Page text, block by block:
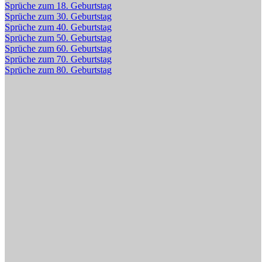
Sprüche zum 18. Geburtstag
Sprüche zum 30. Geburtstag
Sprüche zum 40. Geburtstag
Sprüche zum 50. Geburtstag
Sprüche zum 60. Geburtstag
Sprüche zum 70. Geburtstag
Sprüche zum 80. Geburtstag